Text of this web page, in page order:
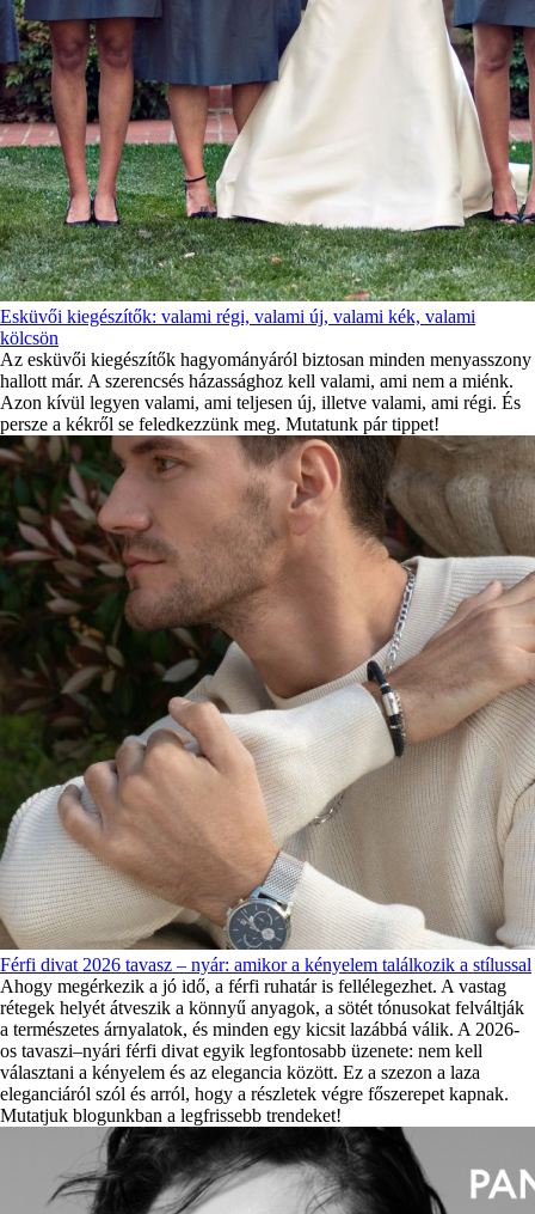
Esküvői kiegészítők: valami régi, valami új, valami kék, valami
kölcsön
Az esküvői kiegészítők hagyományáról biztosan minden menyasszony
hallott már. A szerencsés házassághoz kell valami, ami nem a miénk.
Azon kívül legyen valami, ami teljesen új, illetve valami, ami régi. És
persze a kékről se feledkezzünk meg. Mutatunk pár tippet!
Férfi divat 2026 tavasz – nyár: amikor a kényelem találkozik a stílussal
Ahogy megérkezik a jó idő, a férfi ruhatár is fellélegezhet. A vastag
rétegek helyét átveszik a könnyű anyagok, a sötét tónusokat felváltják
a természetes árnyalatok, és minden egy kicsit lazábbá válik. A 2026-
os tavaszi–nyári férfi divat egyik legfontosabb üzenete: nem kell
választani a kényelem és az elegancia között. Ez a szezon a laza
eleganciáról szól és arról, hogy a részletek végre főszerepet kapnak.
Mutatjuk blogunkban a legfrissebb trendeket!